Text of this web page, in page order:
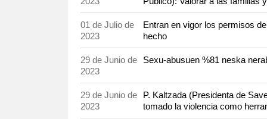
01 de Julio de
2023
Entran en vigor los permisos
hecho
29 de Junio de
2023
Sexu-abusuen %81 neska
29 de Junio de
2023
P. Kaltzada (Presidenta de
tomado la violencia como